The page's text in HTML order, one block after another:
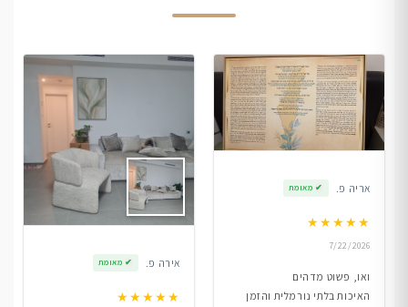
אריה פ. ✔ מאומת
★★★★★
7/22/2026
ואו, פשוט מדהים
האיכות בלתי נורמלית והזמן
אירה פ. ✔ מאומת
★★★★★